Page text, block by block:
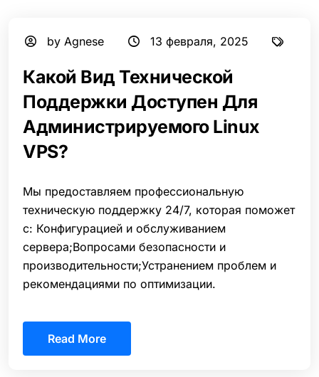
by Agnese 13 февраля, 2025
Какой Вид Технической
Поддержки Доступен Для
Администрируемого Linux
VPS?
Мы предоставляем профессиональную
техническую поддержку 24/7, которая поможет
с: Конфигурацией и обслуживанием
сервера;Вопросами безопасности и
производительности;Устранением проблем и
рекомендациями по оптимизации.
Read More